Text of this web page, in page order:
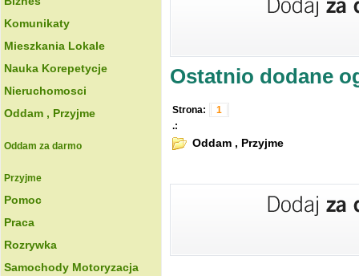
Komunikaty
Mieszkania Lokale
Nauka Korepetycje
Nieruchomosci
Oddam , Przyjme
Oddam za darmo
Przyjme
Pomoc
Praca
Rozrywka
Samochody Motoryzacja
Ostatnio dodane
Strona:
1
.:
Oddam , Przyjme